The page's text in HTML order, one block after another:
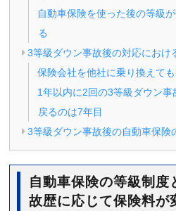
自動車保険を使った後の等級
る
3等級ダウン事故後の対応におけ
保険会社を他社に乗り換えて
1年以内に2回の3等級ダウン
戻るのは7年目
3等級ダウン事故後の自動車保険
自動車保険の等級制度
故歴に応じて保険料が